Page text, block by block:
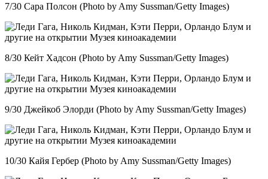
7/30 Сара Полсон (Photo by Amy Sussman/Getty Images)
8/30 Кейт Хадсон (Photo by Amy Sussman/Getty Images)
9/30 Джейкоб Элорди (Photo by Amy Sussman/Getty Images)
10/30 Кайя Гербер (Photo by Amy Sussman/Getty Images)